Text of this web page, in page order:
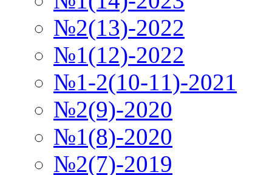
№2(13)-2022
№1(12)-2022
№1-2(10-11)-2021
№2(9)-2020
№1(8)-2020
№2(7)-2019